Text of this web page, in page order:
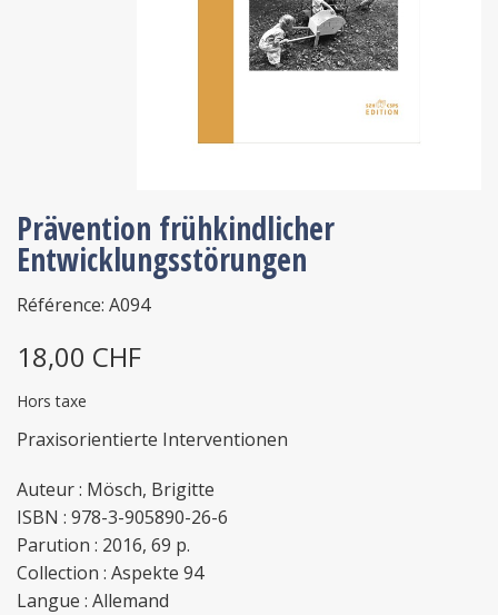
Prävention frühkindlicher
Entwicklungsstörungen
Référence: A094
18,00 CHF
Hors taxe
Praxisorientierte Interventionen
Auteur : Mösch, Brigitte
ISBN : 978-3-905890-26-6
Parution : 2016, 69 p.
Collection : Aspekte 94
Langue : Allemand